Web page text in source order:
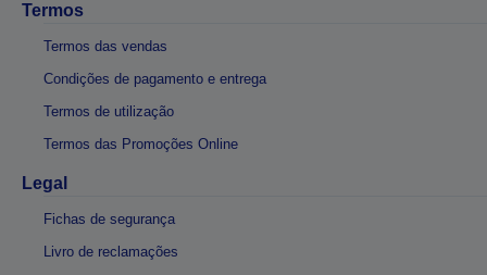
Termos
Termos das vendas
Condições de pagamento e entrega
Termos de utilização
Termos das Promoções Online
Legal
Fichas de segurança
Livro de reclamações